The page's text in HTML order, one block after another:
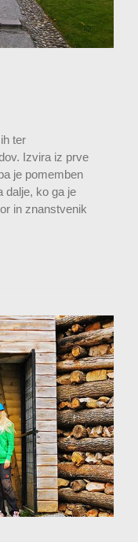
ter
Izvira iz prve
je pomemben
dalje, ko ga je
in znanstvenik